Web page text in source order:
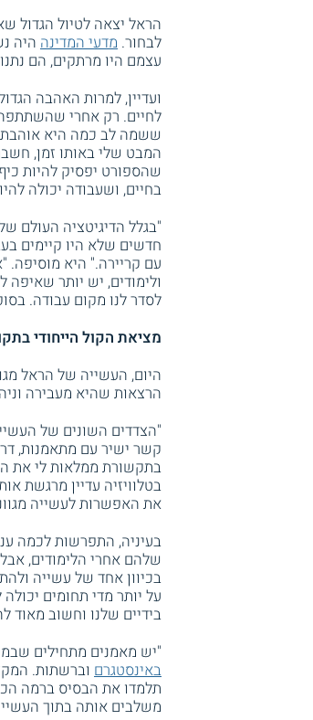
הראל יצאה לטיול הגדול
לבחור. מדעי המדינה היה
עצמם היו מרתקים, הם
ועדיין, למרות האהבה
לחיים. רק אחרי
ששמה לב כמה היא
המבט שלי באותו זמן,
שהספורט יפסיק להיות
בחיים, ושעבודה יכולה
"בגלל הדיגיטציה העולם
חדשים שלא היו קיימים
עם קריירה." היא
ולימודים, יש יותר
לסדר לנו מקום עבודה.
מציאת הקול הייחודי
היום, העשייה של הראל
הרצאות שהיא מעבירה
"הצדדים השונים של
קשר ישיר עם מתאמנות,
בתקשורת ממלאות לי את
בטלוויזיה עדיין מרגשת
את האפשרות לעשייה
בעיניה, התפרשות לכמה
שלהם אחרי הלימודים,
בכיוון אחד של עשייה
על יותר מדי תחומים
בידיים שלנו וחשוב מאוד
"יש מאמנים מתחילים
באינסטגרם וברשתות.
תלמדו את הבסיס ברמה
משלבים אותה בתוך